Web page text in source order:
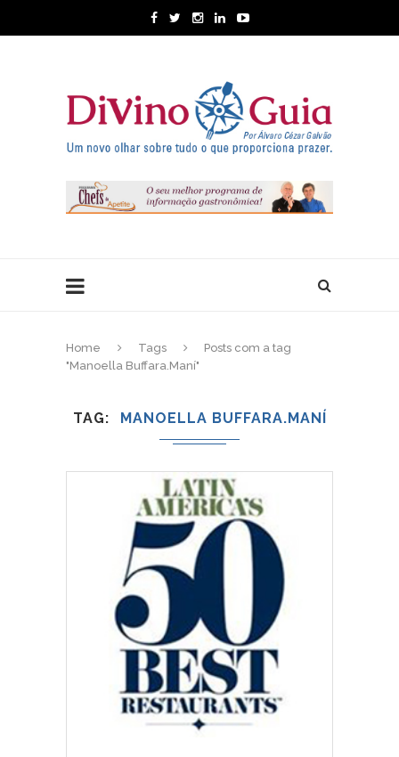
Home Tags
Posts com a tag
"Manoella Buffara.Maní"
TAG MANOELLA BUFFARA.MANÍ